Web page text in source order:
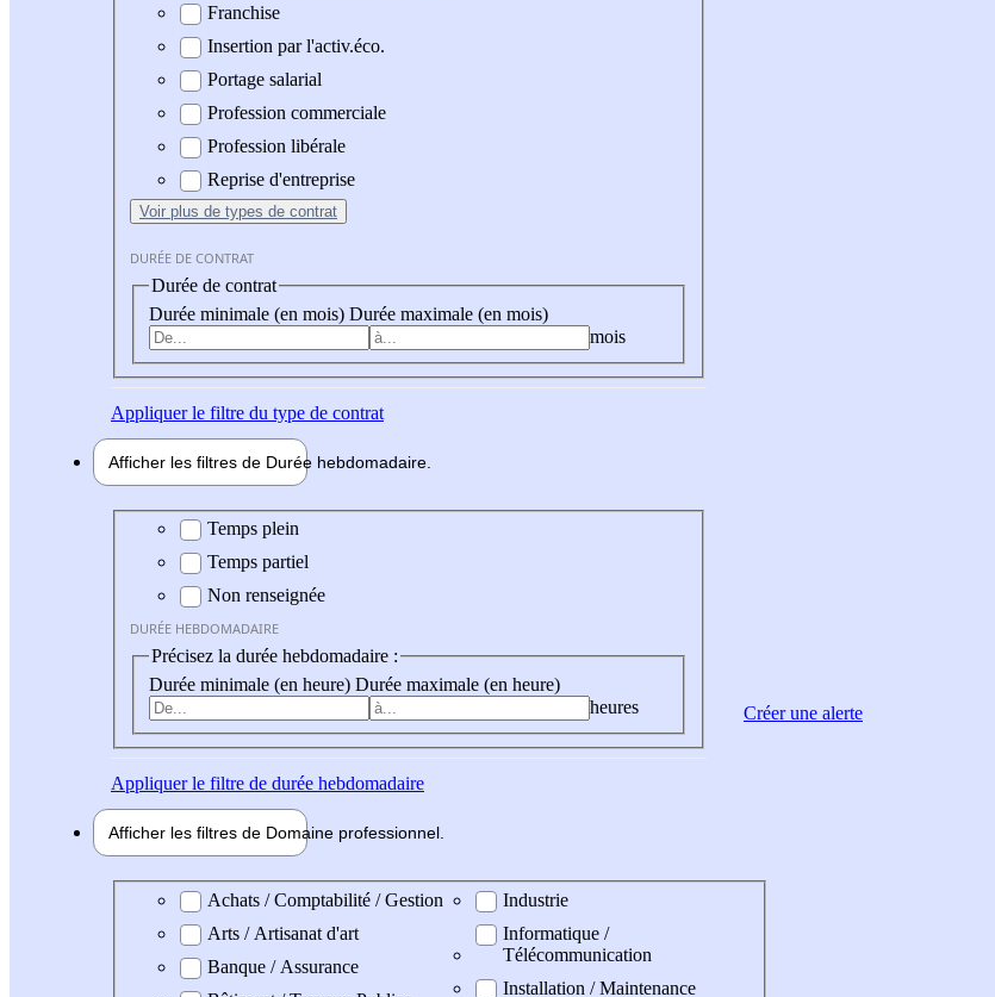
Franchise
Insertion par l'activ.éco.
Portage salarial
Profession commerciale
Profession libérale
Reprise d'entreprise
Voir plus de types de contrat
DURÉE DE CONTRAT
Durée de contrat
Durée minimale (en mois) Durée maximale (en mois)
mois
Appliquerle filtre du type de contrat
Afficher les filtres de Durée hebdomadaire
Durée hebdomadaire
Temps plein
Temps partiel
Non renseignée
DURÉE HEBDOMADAIRE
Précisez la durée hebdomadaire :
Durée minimale (en heure) Durée maximale (en heure)
heures
Appliquerle filtre de durée hebdomadaire
Afficher les filtres de Domaine professionnel
Domaine professionel
Achats / Comptabilité / Gestion
Arts / Artisanat d'art
Banque / Assurance
Industrie
Informatique /
Télécommunication
Installation / Maintenance
Créer une alerte